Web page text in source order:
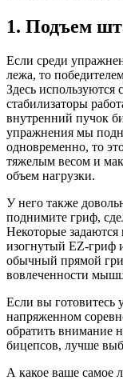
1. Подъем
Если среди
лежа, то
Здесь
стабилизаторы
внутренний пучок
упражнения мы
одновременно, то
тяжелым весом и
объем нагрузки.
У него также
поднимите гриф,
Некоторые
изогнутый EZ-гриф
обычный прямой
вовлеченности
Если вы готовитесь
напряженном
обратить внимание
бицепсов, лучше
А какое ваше самое